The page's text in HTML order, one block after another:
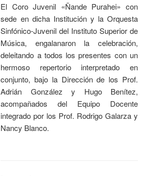
El Coro Juvenil «Ñande Purahei» con
sede en dicha Institución y la Orquesta
Sinfónico-Juvenil del Instituto Superior de
Música, engalanaron la celebración,
deleitando a todos los presentes con un
hermoso repertorio interpretado en
conjunto, bajo la Dirección de los Prof.
Adrián González y Hugo Benítez,
acompañados del Equipo Docente
integrado por los Prof. Rodrigo Galarza y
Nancy Blanco.